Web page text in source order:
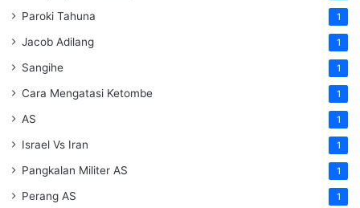
Paroki Tahuna 1
Jacob Adilang 1
Sangihe 1
Cara Mengatasi Ketombe 1
AS 1
Israel Vs Iran 1
Pangkalan Militer AS 1
Perang AS 1